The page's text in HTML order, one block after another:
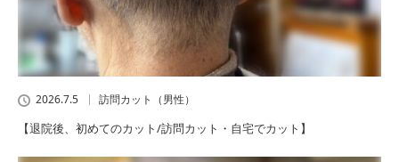
2026.7.5 訪問カット（男性）
【退院後、初めてのカット/訪問カット・自宅でカット】